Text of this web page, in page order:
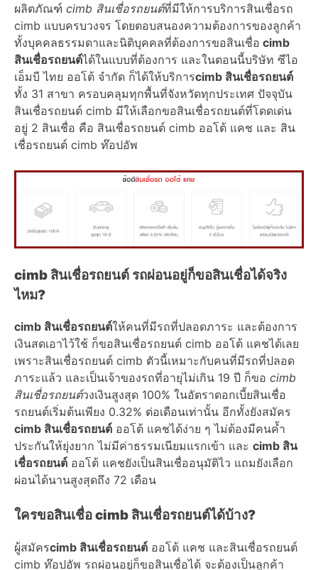
ผลิตภัณฑ์ cimb สินเชื่อรถยนต์ที่มีให้การบริการสินเชื่อรถ
cimb แบบครบวงจร โดยตอบสนองความต้องการของลูกค้า
ทั้งบุคคลธรรมดาและนิติบุคคลที่ต้องการขอสินเชื่อ cimb
สินเชื่อรถยนต์ได้ในแบบที่ต้องการ และในตอนนี้บริษัท ซีไอ
เอ็มบี ไทย ออโต้ จำกัด ก็ได้ให้บริการcimb สินเชื่อรถยนต์
ทั้ง 31 สาขา ครอบคลุมทุกพื้นที่จังหวัดทุกประเทศ ปัจจุบัน
สินเชื่อรถยนต์ cimb มีให้เลือกขอสินเชื่อรถยนต์ที่โดดเด่น
อยู่ 2 สินเชื่อ คือ สินเชื่อรถยนต์ cimb ออโต้ แคช และ สิน
เชื่อรถยนต์ cimb ท๊อปอัพ
cimb สินเชื่อรถยนต์ รถผ่อนอยู่ก็ขอสินเชื่อได้จริง
ไหม?
cimb สินเชื่อรถยนต์ให้คนที่มีรถที่ปลอดภาระ และต้องการ
เงินสดเอาไว้ใช้ ก็ขอสินเชื่อรถยนต์ cimb ออโต้ แคชได้เลย
เพราะสินเชื่อรถยนต์ cimb ตัวนี้เหมาะกับคนที่มีรถที่ปลอด
ภาระแล้ว และเป็นเจ้าของรถที่อายุไม่เกิน 19 ปี ก็ขอ cimb
สินเชื่อรถยนต์วงเงินสูงสุด 100% ในอัตราดอกเบี้ยสินเชื่อ
รถยนต์เริ่มต้นเพียง 0.32% ต่อเดือนเท่านั้น อีกทั้งยังสมัคร
cimb สินเชื่อรถยนต์ ออโต้ แคชได้ง่าย ๆ ไม่ต้องมีคนค้ำ
ประกันให้ยุ่งยาก ไม่มีค่าธรรมเนียมแรกเข้า และ cimb สิน
เชื่อรถยนต์ ออโต้ แคชยังเป็นสินเชื่ออนุมัติไว แถมยังเลือก
ผ่อนได้นานสูงสุดถึง 72 เดือน
ใครขอสินเชื่อ cimb สินเชื่อรถยนต์ได้บ้าง?
ผู้สมัครcimb สินเชื่อรถยนต์ ออโต้ แคช และสินเชื่อรถยนต์
cimb ท๊อปอัพ รถผ่อนอยู่ก็ขอสินเชื่อได้ จะต้องเป็นลูกค้า